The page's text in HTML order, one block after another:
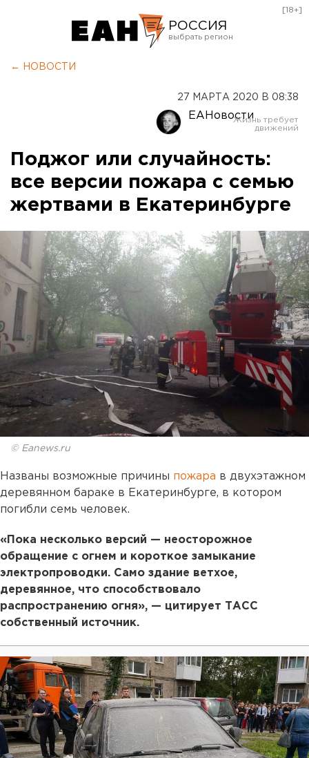
РОССИЯ
Оренбург
[18+]
← НОВОСТИ
27 МАРТА 2020 В 08:38
ЕАНовости
Поджог или случайность:
все версии пожара с семью
жертвами в Екатеринбурге
© Eanews.ru
Названы возможные причины пожара в двухэтажном
деревянном бараке в Екатеринбурге, в котором
погибли семь человек.
«Пока несколько версий — неосторожное
обращение с огнем и короткое замыкание
электропроводки. Само здание ветхое,
деревянное, что способствовало
распространению огня», — цитирует ТАСС
собственный источник.